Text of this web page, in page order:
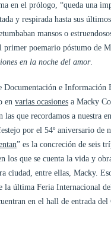
en el prólogo, “queda una
y respirada hasta sus
mansos o
poemario póstumo de
en la noche del amor.
Documentación e
en varias ocasiones a Macky
las que recordamos a nuestra
por el 54º aniversario de
” es la concreción de seis
los que se cuenta la vida y
ciudad, entre ellas, Macky.
la última Feria Internacional
en el hall de entrada